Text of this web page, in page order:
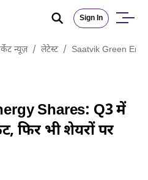
Sign In
न्यूज़ / लेटेस्ट / Saatvik Green
Shares: Q3 में
फिर भी शेयरों पर